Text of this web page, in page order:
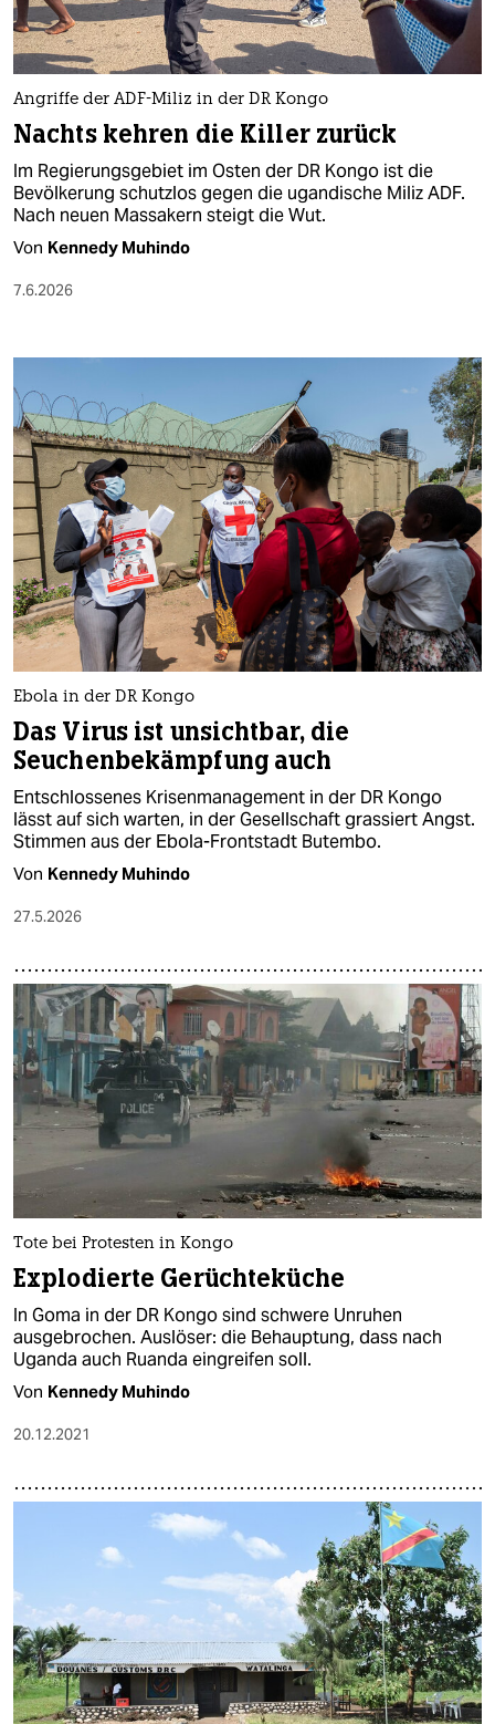
nord
wahrheit
verlag
verlag
veranstaltungen
shop
abo
genossenschaft
epaper login
Angriffe der ADF-Miliz in der DR Kongo
Nachts kehren die Killer zurück
Im Regierungsgebiet im Osten der DR Kongo ist die
Bevölkerung schutzlos gegen die ugandische Miliz ADF.
Nach neuen Massakern steigt die Wut.
Von Kennedy Muhindo
7.6.2026
Ebola in der DR Kongo
Das Virus ist unsichtbar, die
Seuchenbekämpfung auch
Entschlossenes Krisenmanagement in der DR Kongo
lässt auf sich warten, in der Gesellschaft grassiert Angst.
Stimmen aus der Ebola-Frontstadt Butembo.
Von Kennedy Muhindo
27.5.2026
Tote bei Protesten in Kongo
Explodierte Gerüchteküche
In Goma in der DR Kongo sind schwere Unruhen
ausgebrochen. Auslöser: die Behauptung, dass nach
Uganda auch Ruanda eingreifen soll.
Von Kennedy Muhindo
20.12.2021